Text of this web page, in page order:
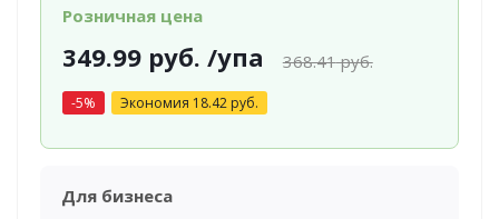
Розничная цена
349.99руб. /упа 368.41руб.
-5% Экономия 18.42руб.
Для бизнеса